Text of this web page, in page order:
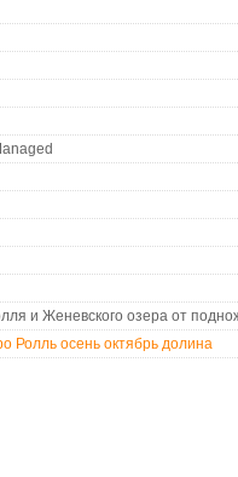
и Женевского озера от
Ролль осень октябрь долина